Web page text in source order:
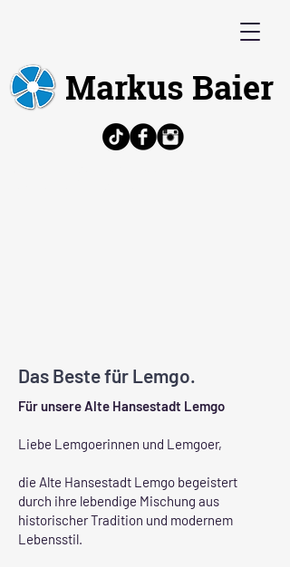
Markus Baier
Das Beste für Lemgo.
Für unsere Alte Hansestadt Lemgo
Liebe Lemgoerinnen und Lemgoer,
die Alte Hansestadt Lemgo begeistert
durch ihre lebendige Mischung aus
historischer Tradition und modernem
Lebensstil.